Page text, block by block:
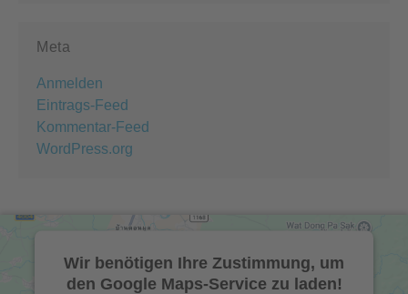
Meta
Anmelden
Eintrags-Feed
Kommentar-Feed
WordPress.org
Wir benötigen Ihre Zustimmung, um
den Google Maps-Service zu laden!